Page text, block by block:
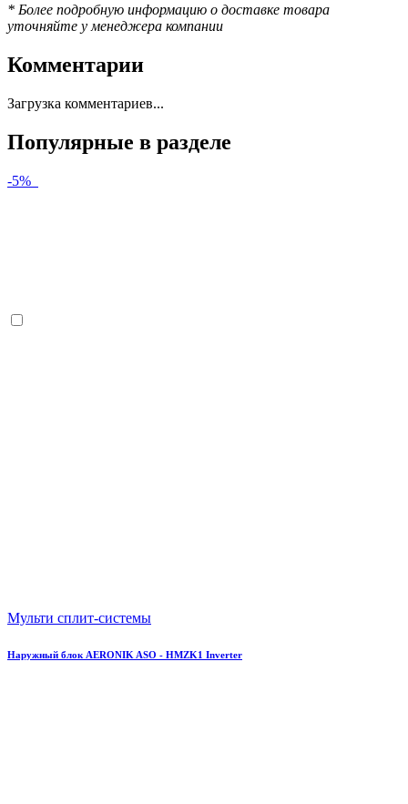
* Более подробную информацию о доставке товара
уточняйте у менеджера компании
Комментарии
Загрузка комментариев...
Популярные в разделе
-5%
Мульти сплит-системы
Наружный блок AERONIK ASO - HMZK1 Inverter